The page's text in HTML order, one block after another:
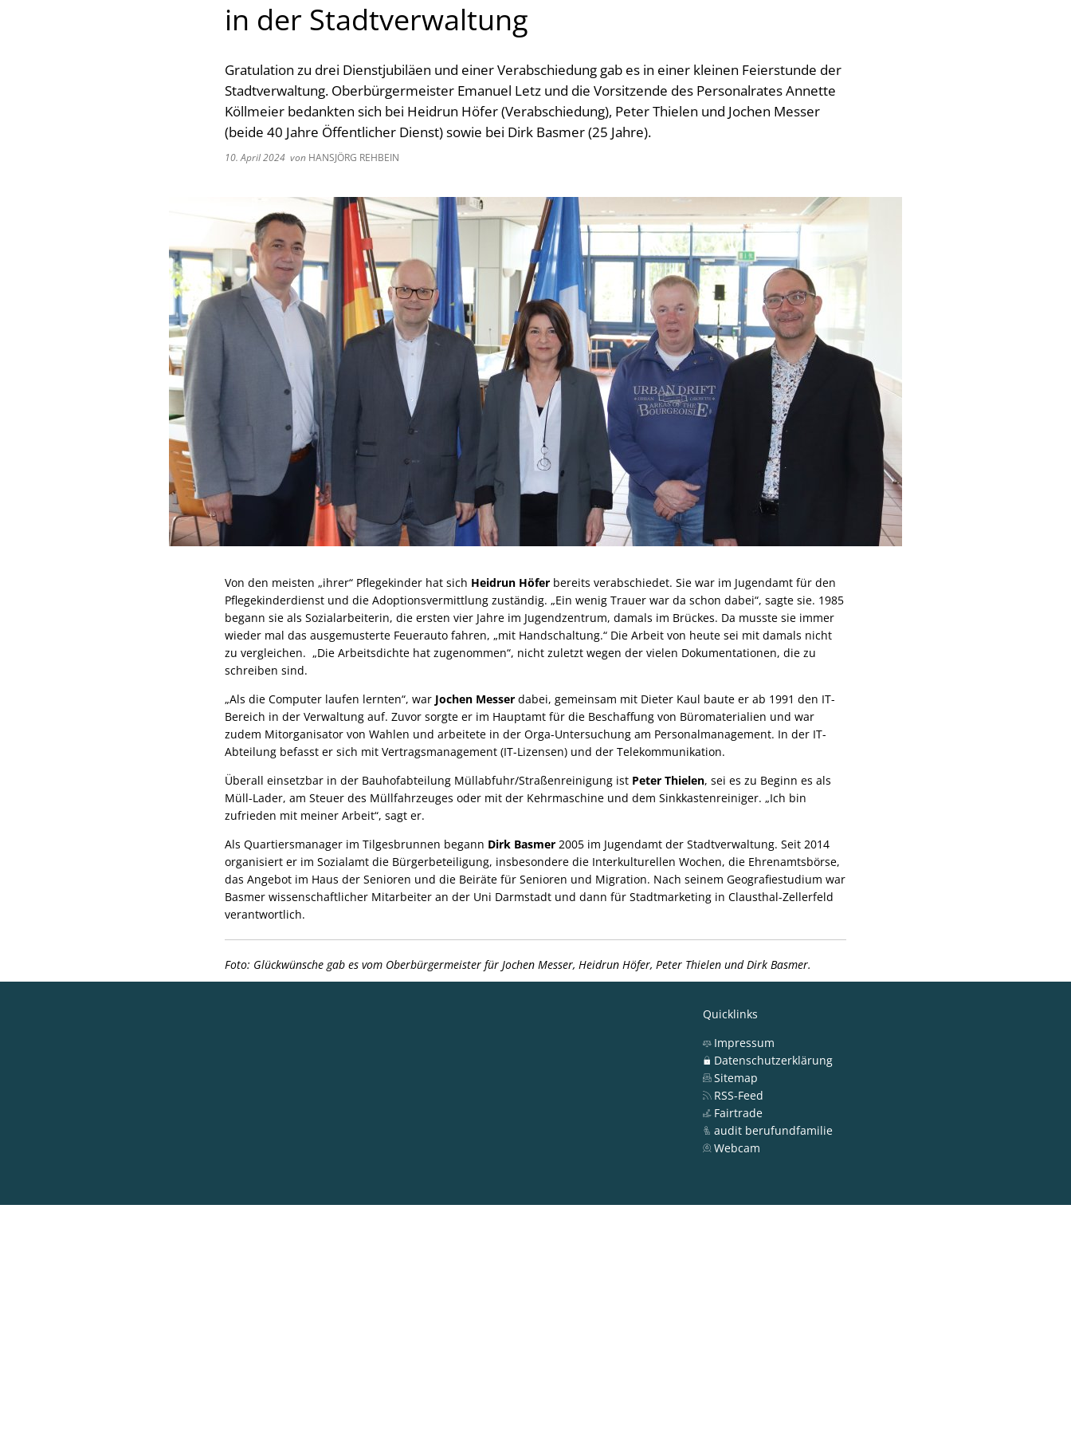
in der Stadtverwaltung
Gratulation zu drei Dienstjubiläen und einer Verabschiedung gab es in einer kleinen Feierstunde der
Stadtverwaltung. Oberbürgermeister Emanuel Letz und die Vorsitzende des Personalrates Annette
Köllmeier bedankten sich bei Heidrun Höfer (Verabschiedung), Peter Thielen und Jochen Messer
(beide 40 Jahre Öffentlicher Dienst) sowie bei Dirk Basmer (25 Jahre).
10. April 2024 von HANSJÖRG REHBEIN
Von den meisten „ihrer“ Pflegekinder hat sich Heidrun Höfer bereits verabschiedet. Sie war im Jugendamt für den
Pflegekinderdienst und die Adoptionsvermittlung zuständig. „Ein wenig Trauer war da schon dabei“, sagte sie. 1985
begann sie als Sozialarbeiterin, die ersten vier Jahre im Jugendzentrum, damals im Brückes. Da musste sie immer
wieder mal das ausgemusterte Feuerauto fahren, „mit Handschaltung.“ Die Arbeit von heute sei mit damals nicht
zu vergleichen. „Die Arbeitsdichte hat zugenommen“, nicht zuletzt wegen der vielen Dokumentationen, die zu
schreiben sind.
„Als die Computer laufen lernten“, war Jochen Messer dabei, gemeinsam mit Dieter Kaul baute er ab 1991 den IT-
Bereich in der Verwaltung auf. Zuvor sorgte er im Hauptamt für die Beschaffung von Büromaterialien und war
zudem Mitorganisator von Wahlen und arbeitete in der Orga-Untersuchung am Personalmanagement. In der IT-
Abteilung befasst er sich mit Vertragsmanagement (IT-Lizensen) und der Telekommunikation.
Überall einsetzbar in der Bauhofabteilung Müllabfuhr/Straßenreinigung ist Peter Thielen, sei es zu Beginn es als
Müll-Lader, am Steuer des Müllfahrzeuges oder mit der Kehrmaschine und dem Sinkkastenreiniger. „Ich bin
zufrieden mit meiner Arbeit“, sagt er.
Als Quartiersmanager im Tilgesbrunnen begann Dirk Basmer 2005 im Jugendamt der Stadtverwaltung. Seit 2014
organisiert er im Sozialamt die Bürgerbeteiligung, insbesondere die Interkulturellen Wochen, die Ehrenamtsbörse,
das Angebot im Haus der Senioren und die Beiräte für Senioren und Migration. Nach seinem Geografiestudium war
Basmer wissenschaftlicher Mitarbeiter an der Uni Darmstadt und dann für Stadtmarketing in Clausthal-Zellerfeld
verantwortlich.
Foto: Glückwünsche gab es vom Oberbürgermeister für Jochen Messer, Heidrun Höfer, Peter Thielen und Dirk Basmer.
Quicklinks
Impressum
Datenschutzerklärung
Sitemap
RSS-Feed
Fairtrade
audit berufundfamilie
Webcam